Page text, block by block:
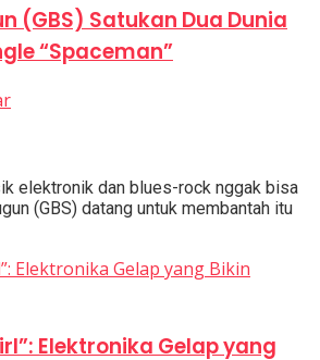
(GBS) Satukan Dua Dunia
“Spaceman”
elektronik dan blues-rock nggak bisa
(GBS) datang untuk membantah itu
Elektronika Gelap yang